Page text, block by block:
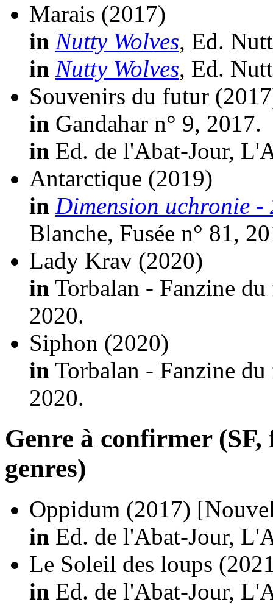
Marais (2017)
in Nutty Wolves, Ed.
in Nutty Wolves, Ed.
Souvenirs du futur
in Gandahar n° 9, 2017.
in Ed. de l'Abat-Jour,
Antarctique (2019)
in Dimension uchronie -
Blanche, Fusée n° 81,
Lady Krav (2020)
in Torbalan - Fanzine
2020.
Siphon (2020)
in Torbalan - Fanzine
2020.
Genre à confirmer
genres)
Oppidum (2017)
in Ed. de l'Abat-Jour,
Le Soleil des loups
in Ed. de l'Abat-Jour,